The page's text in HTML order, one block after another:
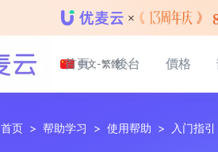
中文-繁體
首頁 後台 價格
首页 > 帮助学习 > 使用帮助 > 入门指引